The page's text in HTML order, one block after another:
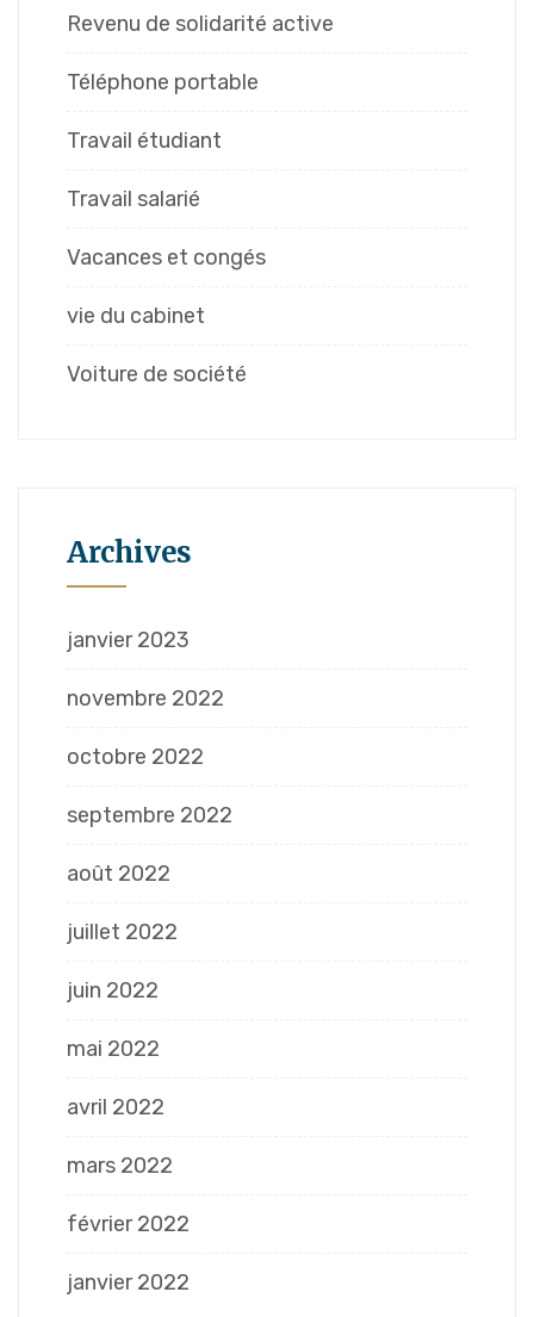
Revenu de solidarité active
Téléphone portable
Travail étudiant
Travail salarié
Vacances et congés
vie du cabinet
Voiture de société
Archives
janvier 2023
novembre 2022
octobre 2022
septembre 2022
août 2022
juillet 2022
juin 2022
mai 2022
avril 2022
mars 2022
février 2022
janvier 2022